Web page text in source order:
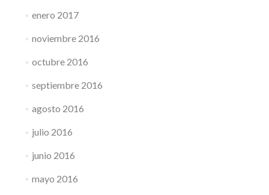
enero 2017
noviembre 2016
octubre 2016
septiembre 2016
agosto 2016
julio 2016
junio 2016
mayo 2016